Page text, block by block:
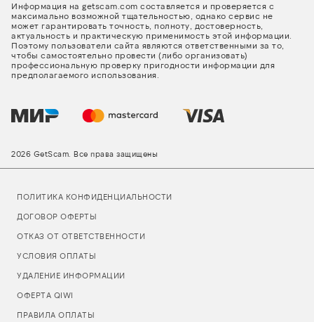
Информация на getscam.com составляется и проверяется с
максимально возможной тщательностью, однако сервис не
может гарантировать точность, полноту, достоверность,
актуальность и практическую применимость этой информации.
Поэтому пользователи сайта являются ответственными за то,
чтобы самостоятельно провести (либо организовать)
профессиональную проверку пригодности информации для
предполагаемого использования.
2026 GetScam. Все права защищены
ПОЛИТИКА КОНФИДЕНЦИАЛЬНОСТИ
ДОГОВОР ОФЕРТЫ
ОТКАЗ ОТ ОТВЕТСТВЕННОСТИ
УСЛОВИЯ ОПЛАТЫ
УДАЛЕНИЕ ИНФОРМАЦИИ
ОФЕРТА QIWI
ПРАВИЛА ОПЛАТЫ